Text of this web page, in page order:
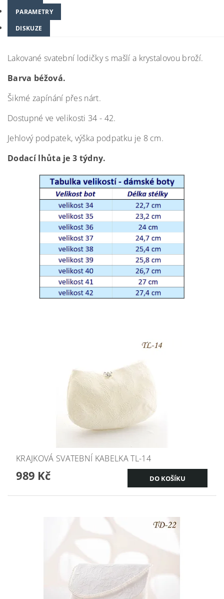
PARAMETRY
DISKUZE
Lakované svatební lodičky s mašlí a krystalovou broží.
Barva béžová.
Šikmé zapínání přes nárt.
Dostupné ve velikosti 34 - 42.
Jehlový podpatek, výška podpatku je 8 cm.
Dodací lhůta je 3 týdny.
KRAJKOVÁ SVATEBNÍ KABELKA TL-14
989 Kč